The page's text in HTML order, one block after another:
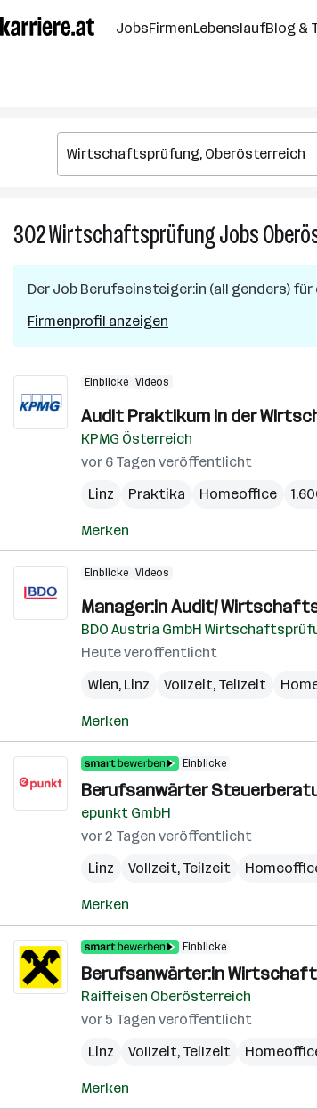
Seiteninhalt
springen
JobsFirmenLebenslaufBlog &
302WirtschaftsprüfungJobs
Der Job Berufseinsteiger:in (all genders)
Firmenprofil anzeigen
Einblicke Videos
Audit Praktikum in der
KPMG Österreich
vor 6 Tagen veröffentlicht
Linz
Praktika Homeoffice
Merken
Einblicke Videos
Manager:in Audit/
BDO Austria GmbH
Heute veröffentlicht
Wien, Linz Vollzeit, Teilzeit
Merken
Einblicke
Berufsanwärter
epunkt GmbH
vor 2 Tagen veröffentlicht
Linz
Vollzeit, Teilzeit
Merken
Einblicke
Berufsanwärter:in
Raiffeisen Oberösterreich
vor 5 Tagen veröffentlicht
Linz
Vollzeit, Teilzeit
Merken